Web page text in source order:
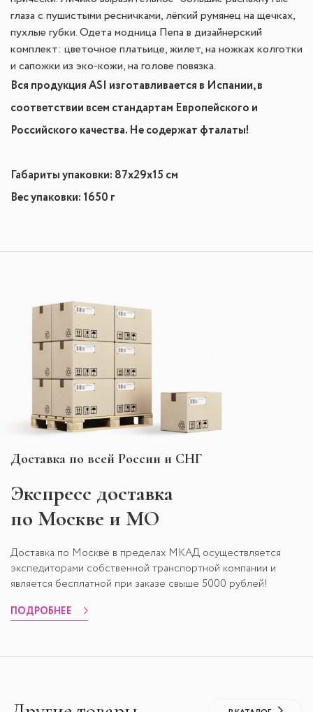
глаза с пушистыми ресничками, лёгкий румянец на щечках,
пухлые губки. Одета модница Пепа в дизайнерский
комплект: цветочное платьице, жилет, на ножках колготки
и сапожки из эко-кожи, на голове повязка.
Вся продукция ASI изготавливается в Испании, в
соответствии всем стандартам Европейского и
Российского качества. Не содержат фталаты!
Габариты упаковки: 87х29х15 см
Вес упаковки: 1650 г
Доставка по всей России и СНГ
Экспресс доставка
по Москве и МО
Доставка по Москве в пределах МКАД осуществляется
экспедиторами собственной транспортной компании и
является бесплатной при заказе свыше 5000 рублей!
ПОДРОБНЕЕ